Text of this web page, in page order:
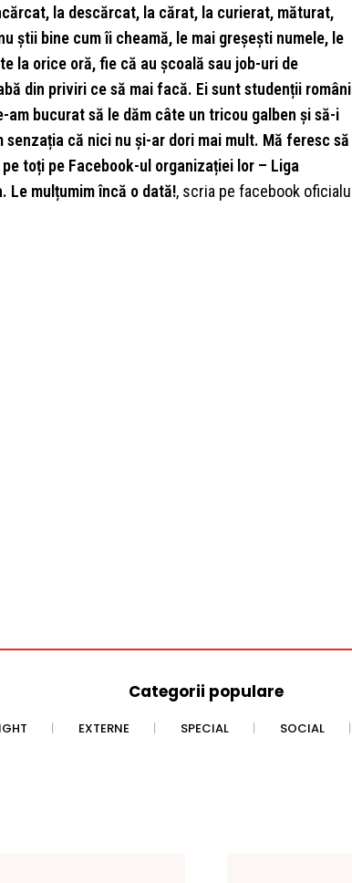
la descărcat, la cărat, la curierat, măturat,
știi bine cum îi cheamă, le mai greșești numele, le
la orice oră, fie că au școală sau job-uri de
din priviri ce să mai facă. Ei sunt studenții români
bucurat să le dăm câte un tricou galben și să-i
că nici nu și-ar dori mai mult. Mă feresc să
toți pe Facebook-ul organizației lor – Liga
Le mulțumim încă o dată!, scria pe facebook oficialul
Categorii populare
EXTERNE SPECIAL SOCIAL